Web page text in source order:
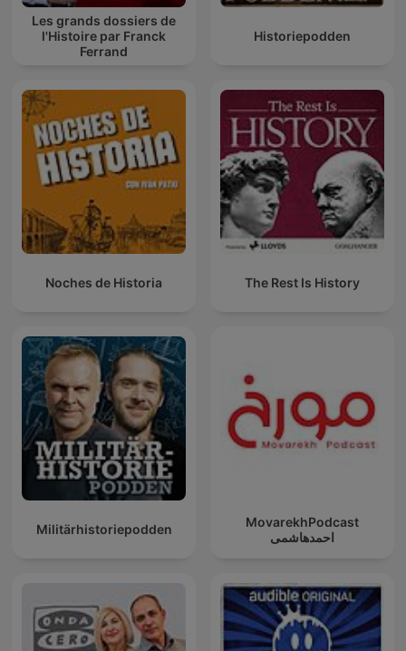
Les grands dossiers de
l'Histoire par Franck
Ferrand
Historiepodden
Noches de Historia The Rest Is History
Militärhistoriepodden
MovarekhPodcast
احمدهاشمی